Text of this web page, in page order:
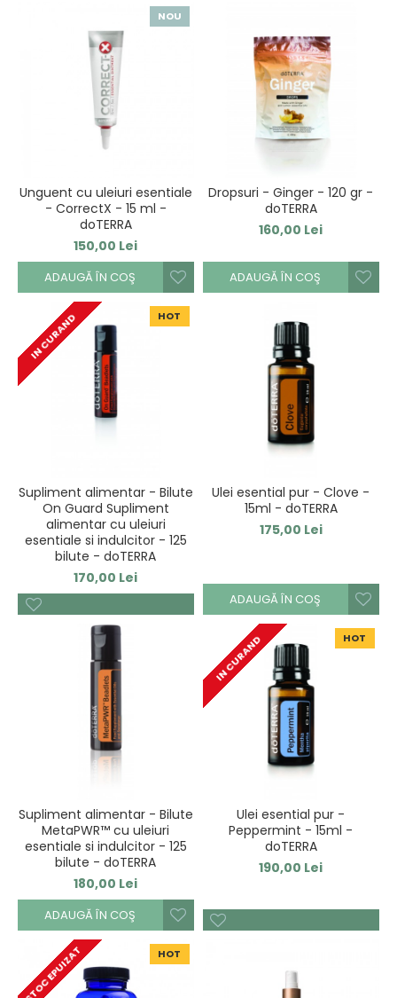
NOU
Unguent cu uleiuri esentiale
- CorrectX - 15 ml -
doTERRA
150,00 Lei
ADAUGĂ ÎN COŞ
Dropsuri - Ginger - 120 gr -
doTERRA
160,00 Lei
ADAUGĂ ÎN COŞ
HOT
IN CURAND
Supliment alimentar - Bilute
On Guard Supliment
alimentar cu uleiuri
esentiale si indulcitor - 125
bilute - doTERRA
170,00 Lei
Ulei esential pur - Clove -
15ml - doTERRA
175,00 Lei
ADAUGĂ ÎN COŞ
Supliment alimentar - Bilute
MetaPWR™ cu uleiuri
esentiale si indulcitor - 125
bilute - doTERRA
180,00 Lei
ADAUGĂ ÎN COŞ
HOT
IN CURAND
Ulei esential pur -
Peppermint - 15ml -
doTERRA
190,00 Lei
HOT
STOC EPUIZAT